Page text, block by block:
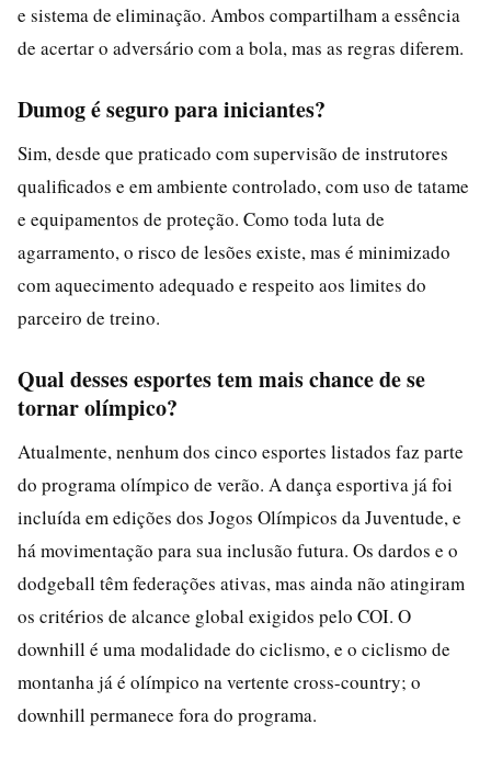
e sistema de eliminação. Ambos compartilham a essência
de acertar o adversário com a bola, mas as regras diferem.
Dumog é seguro para iniciantes?
Sim, desde que praticado com supervisão de instrutores
qualificados e em ambiente controlado, com uso de tatame
e equipamentos de proteção. Como toda luta de
agarramento, o risco de lesões existe, mas é minimizado
com aquecimento adequado e respeito aos limites do
parceiro de treino.
Qual desses esportes tem mais chance de se
tornar olímpico?
Atualmente, nenhum dos cinco esportes listados faz parte
do programa olímpico de verão. A dança esportiva já foi
incluída em edições dos Jogos Olímpicos da Juventude, e
há movimentação para sua inclusão futura. Os dardos e o
dodgeball têm federações ativas, mas ainda não atingiram
os critérios de alcance global exigidos pelo COI. O
downhill é uma modalidade do ciclismo, e o ciclismo de
montanha já é olímpico na vertente cross-country; o
downhill permanece fora do programa.